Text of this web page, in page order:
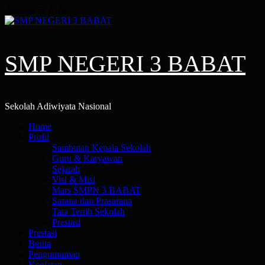
to
SMP NEGERI 3 BABAT
Sekolah Adiwiyata Nasional
PrimaryHome
Profil
Sambutan Kepala Sekolah
Guru & Karyawan
Sejarah
Visi & Misi
Mars SMPN 3 BABAT
Sarana dan Prasarana
Tata Tertib Sekolah
Prestasi
Prestasi
Berita
Pengumuman